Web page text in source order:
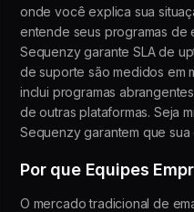
onde você explica sua
entende seus programas de
Sequenzy garante SLA de
de suporte são medidos em
inclui programas
de outras plataformas. Seja
Sequenzy garantem que
Por que Equipes
O mercado tradicional de